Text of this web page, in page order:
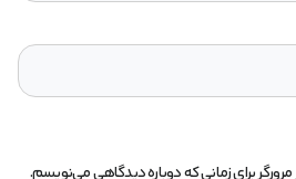
برای زمانی که دوباره دیدگاهی می‌نویسم.